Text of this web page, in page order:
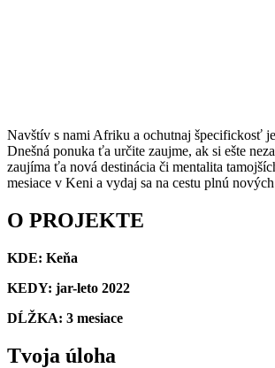
Navštív s nami Afriku a ochutnaj špecifickosť
Dnešná ponuka ťa určite zaujme, ak si ešte
zaujíma ťa nová destinácia či mentalita
mesiace v Keni a vydaj sa na cestu plnú
O PROJEKTE
KDE: Keňa
KEDY: jar-leto 2022
DĹŽKA: 3 mesiace
Tvoja úloha